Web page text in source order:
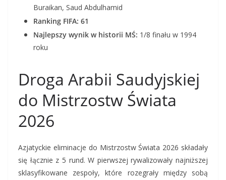
Buraikan, Saud Abdulhamid
Ranking FIFA: 61
Najlepszy wynik w historii MŚ: 1/8 finału w 1994
roku
Droga Arabii Saudyjskiej
do Mistrzostw Świata
2026
Azjatyckie eliminacje do Mistrzostw Świata 2026 składały
się łącznie z 5 rund. W pierwszej rywalizowały najniższej
sklasyfikowane zespoły, które rozegrały między sobą